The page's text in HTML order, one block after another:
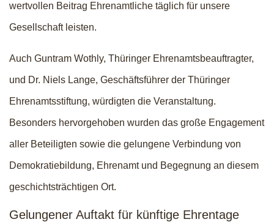
wertvollen Beitrag Ehrenamtliche täglich für unsere
Gesellschaft leisten.
Auch Guntram Wothly, Thüringer Ehrenamtsbeauftragter,
und Dr. Niels Lange, Geschäftsführer der Thüringer
Ehrenamtsstiftung, würdigten die Veranstaltung.
Besonders hervorgehoben wurden das große Engagement
aller Beteiligten sowie die gelungene Verbindung von
Demokratiebildung, Ehrenamt und Begegnung an diesem
geschichtsträchtigen Ort.
Gelungener Auftakt für künftige Ehrentage